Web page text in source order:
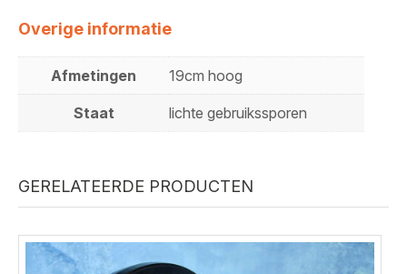
Overige informatie
Afmetingen 19cm hoog
Staat lichte gebruikssporen
GERELATEERDE PRODUCTEN